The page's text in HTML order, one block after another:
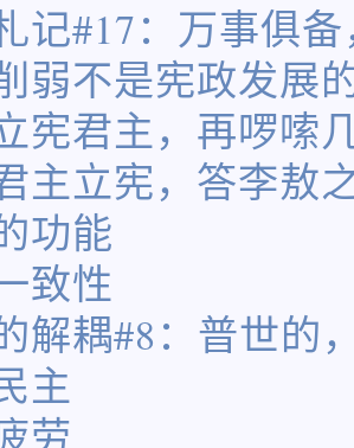
记#17：万事俱
弱不是宪政发展
宪君主，再啰嗦
主立宪，答李敖
功能
致性
解耦#8：普世的
主
劳